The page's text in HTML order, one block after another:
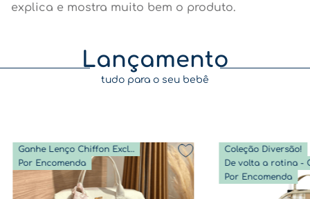
explica e mostra muito bem o produto.
Lançamento
tudo para o seu bebê
Ganhe Lenço Chiffon Exclusivo
Por Encomenda
Coleção Diversão!
Por Encomenda